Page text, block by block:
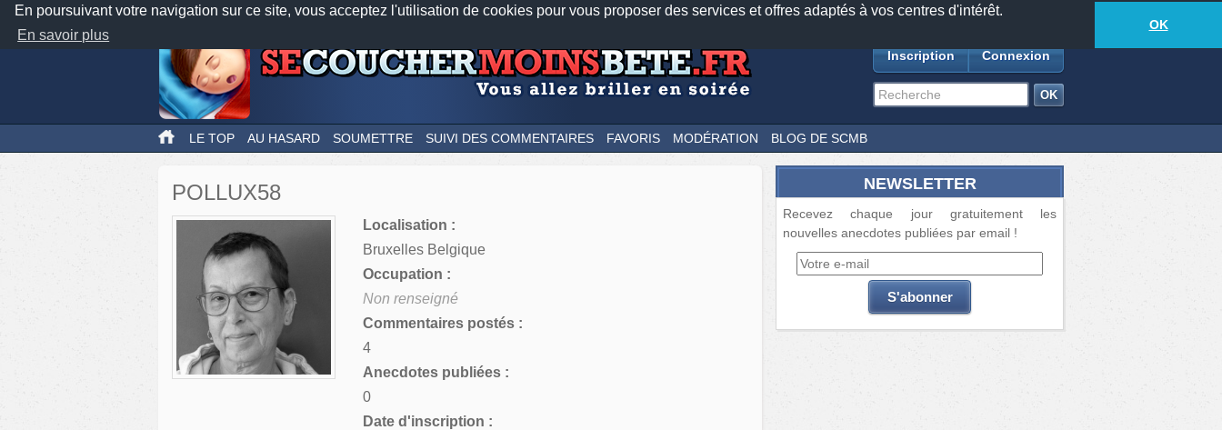
En poursuivant votre navigation sur ce site, vous acceptez l'utilisation de cookies pour vous proposer des services et offres adaptés à vos centres d'intérêt.
En savoir plus
OK
Nos applications mobiles Newsletter Facebook
TwitterFeeds18873anecdotes-371lecteurs connectés
Inscription Connexion
LE TOP AU HASARD SOUMETTRE SUIVI DES COMMENTAIRES FAVORIS MODÉRATION BLOG DE SCMB
POLLUX58
Localisation :
Bruxelles Belgique
Occupation :
Non renseigné
Commentaires postés :
4
Anecdotes publiées :
0
Date d'inscription :
NEWSLETTER
Recevez chaque jour gratuitement les
nouvelles anecdotes publiées par email !